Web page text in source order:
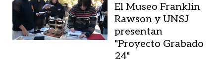
El Museo Franklin
Rawson y UNSJ
presentan
"Proyecto Grabado
24"